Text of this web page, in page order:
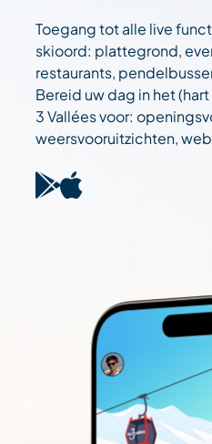
Toegang tot alle live
skioord: plattegrond,
restaurants,
Bereid uw dag in het
3 Vallées voor:
weersvooruitzichten,